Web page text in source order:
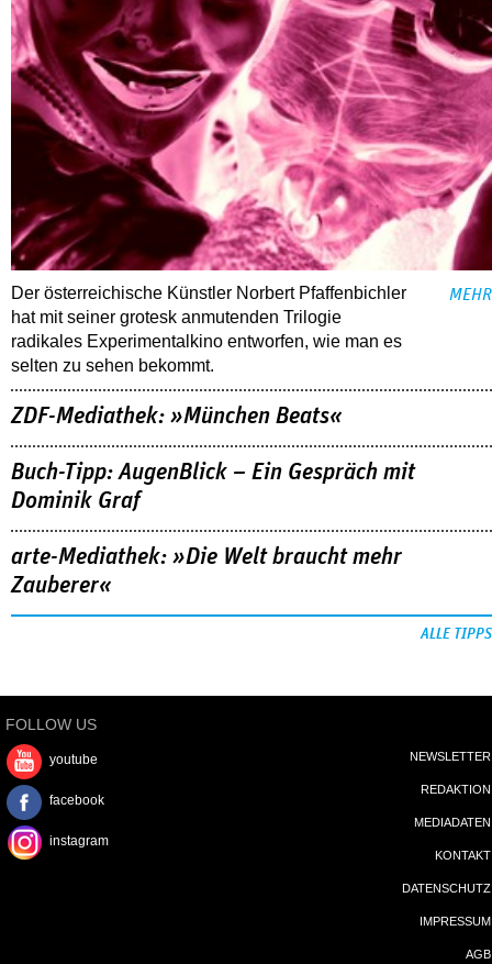
Der österreichische Künstler Norbert Pfaffenbichler
hat mit seiner grotesk anmutenden Trilogie
radikales Experimentalkino entworfen, wie man es
selten zu sehen bekommt.
MEHR
ZDF-Mediathek: »München Beats«
Buch-Tipp: AugenBlick – Ein Gespräch mit
Dominik Graf
arte-Mediathek: »Die Welt braucht mehr
Zauberer«
ALLE TIPPS
FOLLOW US
youtube
facebook
instagram
NEWSLETTER
REDAKTION
MEDIADATEN
KONTAKT
DATENSCHUTZ
IMPRESSUM
AGB